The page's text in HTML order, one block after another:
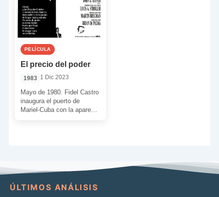
PELÍCULA
El precio del poder
1983 1 Dic 2023
Mayo de 1980. Fidel Castro
inaugura el puerto de
Mariel-Cuba con la aparente
ÚLTIMOS ANÁLISIS